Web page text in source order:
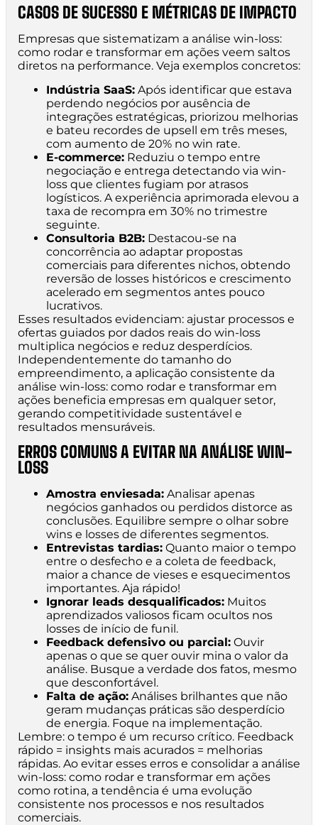
CASOS DE SUCESSO E MÉTRICAS DE IMPACTO
Empresas que sistematizam a análise win-loss:
como rodar e transformar em ações veem saltos
diretos na performance. Veja exemplos concretos:
Indústria SaaS: Após identificar que estava
perdendo negócios por ausência de
integrações estratégicas, priorizou melhorias
e bateu recordes de upsell em três meses,
com aumento de 20% no win rate.
E-commerce: Reduziu o tempo entre
negociação e entrega detectando via win-
loss que clientes fugiam por atrasos
logísticos. A experiência aprimorada elevou a
taxa de recompra em 30% no trimestre
seguinte.
Consultoria B2B: Destacou-se na
concorrência ao adaptar propostas
comerciais para diferentes nichos, obtendo
reversão de losses históricos e crescimento
acelerado em segmentos antes pouco
lucrativos.
Esses resultados evidenciam: ajustar processos e
ofertas guiados por dados reais do win-loss
multiplica negócios e reduz desperdícios.
Independentemente do tamanho do
empreendimento, a aplicação consistente da
análise win-loss: como rodar e transformar em
ações beneficia empresas em qualquer setor,
gerando competitividade sustentável e
resultados mensuráveis.
ERROS COMUNS A EVITAR NA ANÁLISE WIN-
LOSS
Amostra enviesada: Analisar apenas
negócios ganhados ou perdidos distorce as
conclusões. Equilibre sempre o olhar sobre
wins e losses de diferentes segmentos.
Entrevistas tardias: Quanto maior o tempo
entre o desfecho e a coleta de feedback,
maior a chance de vieses e esquecimentos
importantes. Aja rápido!
Ignorar leads desqualificados: Muitos
aprendizados valiosos ficam ocultos nos
losses de início de funil.
Feedback defensivo ou parcial: Ouvir
apenas o que se quer ouvir mina o valor da
análise. Busque a verdade dos fatos, mesmo
que desconfortável.
Falta de ação: Análises brilhantes que não
geram mudanças práticas são desperdício
de energia. Foque na implementação.
Lembre: o tempo é um recurso crítico. Feedback
rápido = insights mais acurados = melhorias
rápidas. Ao evitar esses erros e consolidar a análise
win-loss: como rodar e transformar em ações
como rotina, a tendência é uma evolução
consistente nos processos e nos resultados
comerciais.